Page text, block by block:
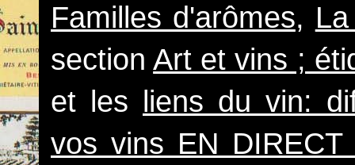
Familles d'arômes,
sectionArt et vins ;
et les
liens du vin:
vos vins EN